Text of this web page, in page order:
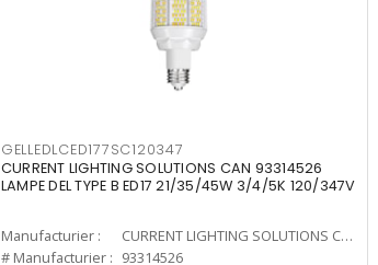
GELLEDLCED177SC120347
CURRENT LIGHTING SOLUTIONS CAN 93314526
LAMPE DEL TYPE B ED17 21/35/45W 3/4/5K 120/347V
Manufacturier :
CURRENT LIGHTING SOLUTIONS CAN
# Manufacturier : 93314526